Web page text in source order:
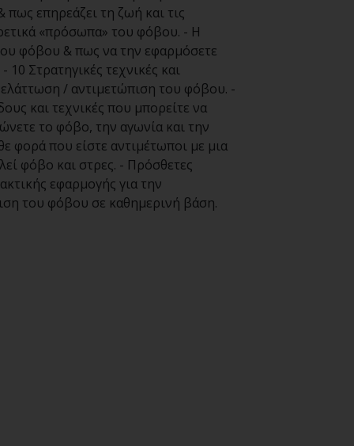
πως επηρεάζει τη ζωή και τις
«πρόσωπα» του φόβου. - Η
φόβου & πως να την εφαρμόσετε
Στρατηγικές τεχνικές και
/ αντιμετώπιση του φόβου. -
και τεχνικές που μπορείτε να
το φόβο, την αγωνία και την
φορά που είστε αντιμέτωποι με μια
φόβο και στρες. - Πρόσθετες
εφαρμογής για την
του φόβου σε καθημερινή βάση.